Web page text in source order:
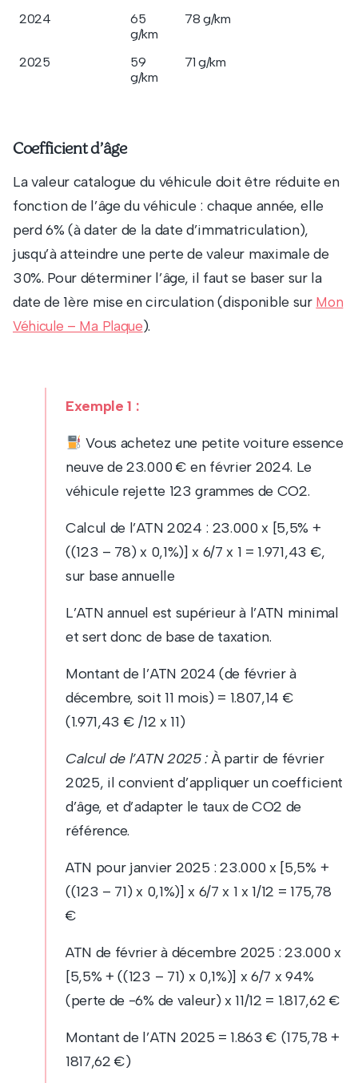
2024
65
g/km
78 g/km
2025
59
g/km
71 g/km
Coefficient d’âge
La valeur catalogue du véhicule doit être réduite en
fonction de l’âge du véhicule : chaque année, elle
perd 6% (à dater de la date d’immatriculation),
jusqu’à atteindre une perte de valeur maximale de
30%. Pour déterminer l’âge, il faut se baser sur la
date de 1ère mise en circulation (disponible sur Mon
Véhicule – Ma Plaque).
Exemple 1 :
Vous achetez une petite voiture essence
neuve de 23.000 € en février 2024. Le
véhicule rejette 123 grammes de CO2.
Calcul de l’ATN 2024 : 23.000 x [5,5% +
((123 – 78) x 0,1%)] x 6/7 x 1 = 1.971,43 €,
sur base annuelle
L’ATN annuel est supérieur à l’ATN minimal
et sert donc de base de taxation.
Montant de l’ATN 2024 (de février à
décembre, soit 11 mois) = 1.807,14 €
(1.971,43 € /12 x 11)
Calcul de l’ATN 2025 :À partir de février
2025, il convient d’appliquer un coefficient
d’âge, et d’adapter le taux de CO2 de
référence.
ATN pour janvier 2025 : 23.000 x [5,5% +
((123 – 71) x 0,1%)] x 6/7 x 1 x 1/12 = 175,78
€
ATN de février à décembre 2025 : 23.000 x
[5,5% + ((123 – 71) x 0,1%)] x 6/7 x 94%
(perte de -6% de valeur) x 11/12 = 1.817,62 €
Montant de l’ATN 2025 = 1.863 € (175,78 +
1817,62 €)